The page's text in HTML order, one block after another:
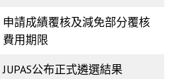
申請成績覆核及減免部分覆核
費用期限
JUPAS公布正式遴選結果